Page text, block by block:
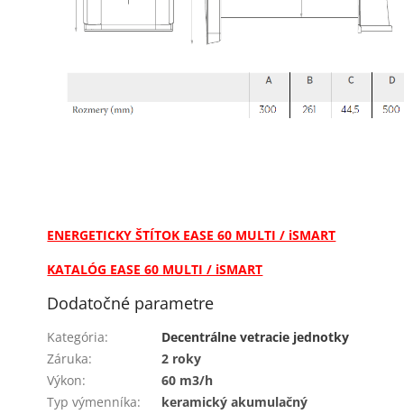
ENERGETICKY ŠTÍTOK EASE 60 MULTI / iSMART
KATALÓG EASE 60 MULTI / iSMART
Dodatočné parametre
Kategória:
Decentrálne vetracie jednotky
Záruka:
2 roky
Výkon:
60 m3/h
Typ výmenníka:
keramický akumulačný